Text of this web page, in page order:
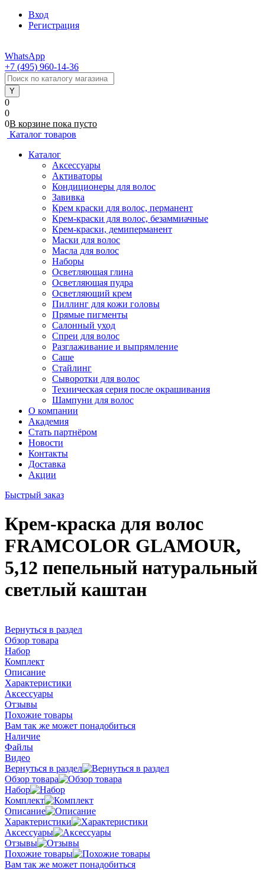
Вход
Регистрация
WhatsApp
+7 (495) 960-14-36
0
0
0В корзине пока пусто
Каталог товаров
Каталог
Аксессуары
Активаторы
Кондиционеры для волос
Завивка
Крем краски для волос, перманент
Крем-краски для волос, безаммиачные
Крем-краски, демиперманент
Маски для волос
Масла для волос
Наборы
Осветляющая глина
Осветляющая пудра
Осветляющий крем
Пиллинг для кожи головы
Прямые пигменты
Салонный уход
Спреи для волос
Разглаживание и выпрямление
Саше
Стайлинг
Сыворотки для волос
Техническая серия после окрашивания
Шампуни для волос
О компании
Академия
Стать партнёром
Новости
Контакты
Доставка
Акции
Быстрый заказ
Крем-краска для волос
FRAMCOLOR GLAMOUR,
5,12 пепельный натуральный
светлый каштан
Вернуться в раздел
Обзор товара
Набор
Комплект
Описание
Характеристики
Аксессуары
Отзывы
Похожие товары
Вам так же может понадобиться
Наличие
Файлы
Видео
Вернуться в раздел
Обзор товара
Набор
Комплект
Описание
Характеристики
Аксессуары
Отзывы
Похожие товары
Вам так же может понадобиться